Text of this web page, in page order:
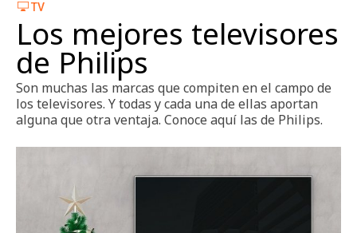
TV
Los mejores televisores
de Philips
Son muchas las marcas que compiten en el campo de
los televisores. Y todas y cada una de ellas aportan
alguna que otra ventaja. Conoce aquí las de Philips.